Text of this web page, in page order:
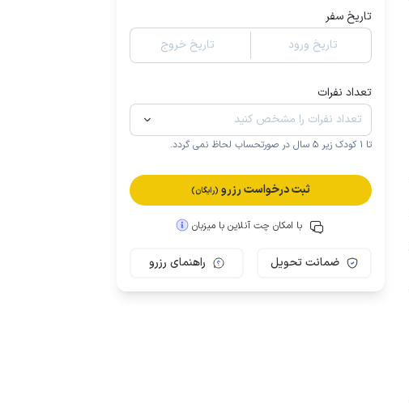
تاریخ سفر
تاریخ ورود
تاریخ خروج
تعداد نفرات
تا 1 کودک زیر 5 سال در صورتحساب لحاظ نمی گردد.
ثبت درخواست رزرو (رایگان)
با امکان چت آنلاین با میزبان
ضمانت تحویل راهنمای رزرو